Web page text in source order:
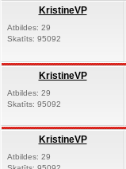
KristineVP
Atbildes: 29
Skatīts: 95092
KristineVP
Atbildes: 29
Skatīts: 95092
KristineVP
Atbildes: 29